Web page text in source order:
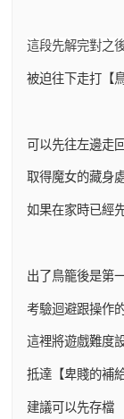
這段先解完對之
被迫往下走打【
可以先往左邊走
取得魔女的藏身
如果在家時已經
出了鳥籠後是第
考驗迴避跟操作
這裡將遊戲難度
抵達【卑賤的補
建議可以先存檔